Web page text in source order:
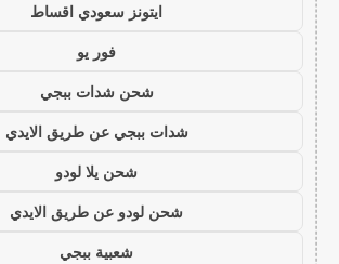
ايتونز سعودي اقساط
فور يو
شحن شدات ببجي
شدات ببجي عن طريق الايدي
شحن يلا لودو
شحن لودو عن طريق الايدي
شعبية ببجي